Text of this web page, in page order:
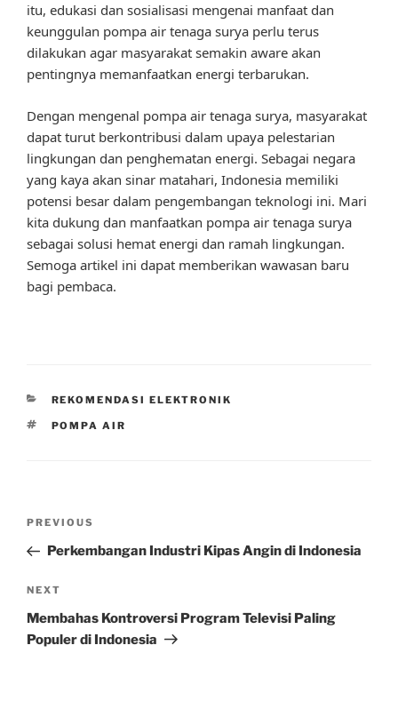
itu, edukasi dan sosialisasi mengenai manfaat dan
keunggulan pompa air tenaga surya perlu terus
dilakukan agar masyarakat semakin aware akan
pentingnya memanfaatkan energi terbarukan.
Dengan mengenal pompa air tenaga surya, masyarakat
dapat turut berkontribusi dalam upaya pelestarian
lingkungan dan penghematan energi. Sebagai negara
yang kaya akan sinar matahari, Indonesia memiliki
potensi besar dalam pengembangan teknologi ini. Mari
kita dukung dan manfaatkan pompa air tenaga surya
sebagai solusi hemat energi dan ramah lingkungan.
Semoga artikel ini dapat memberikan wawasan baru
bagi pembaca.
CATEGORIES
REKOMENDASI ELEKTRONIK
TAGS
POMPA AIR
Previous
Post
PREVIOUS
Perkembangan Industri Kipas Angin di Indonesia
Next
Post
NEXT
Membahas Kontroversi Program Televisi Paling
Populer di Indonesia